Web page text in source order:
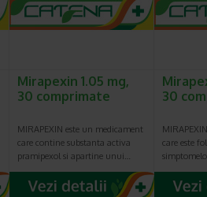
Mirapexin 1.05 mg,
30 comprimate
MIRAPEXIN este un medicament
care contine substanta activa
pramipexol si apartine unui…
30
care este